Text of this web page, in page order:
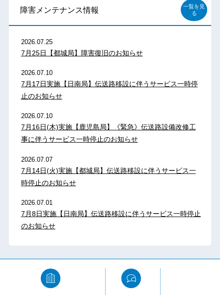
障害メンテナンス情報
一覧を見
る
2026.07.25
7月25日【都城局】障害復旧のお知らせ
2026.07.10
7月17日実施【日南局】伝送路移設に伴うサービス一時停
止のお知らせ
2026.07.10
7月16日(木)実施【鹿児島局】《緊急》伝送路設備改修工
事に伴うサービス一時停止のお知らせ
2026.07.07
7月14日(火)実施【都城局】伝送路移設に伴うサービス一
時停止のお知らせ
2026.07.01
7月8日実施【日南局】伝送路移設に伴うサービス一時停止
のお知らせ